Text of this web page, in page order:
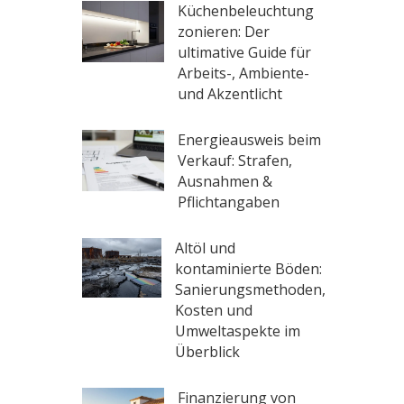
Küchenbeleuchtung
zonieren: Der
ultimative Guide für
Arbeits-, Ambiente-
und Akzentlicht
Energieausweis beim
Verkauf: Strafen,
Ausnahmen &
Pflichtangaben
Altöl und
kontaminierte Böden:
Sanierungsmethoden,
Kosten und
Umweltaspekte im
Überblick
Finanzierung von